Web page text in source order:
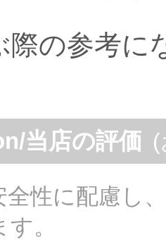
際の参考に
当店の評価
性に配慮し
。